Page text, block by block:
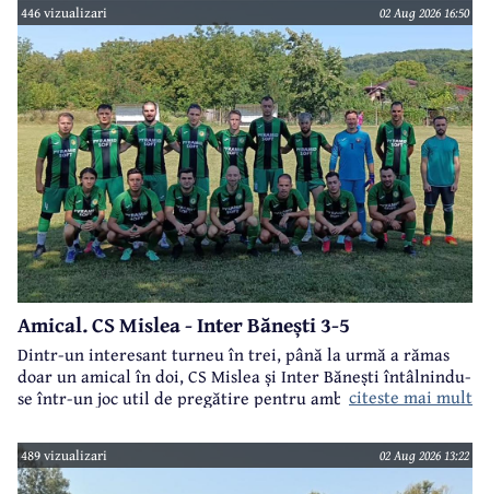
446 vizualizari 02 Aug 2026 16:50
Amical. CS Mislea - Inter Bănești 3-5
Dintr-un interesant turneu în trei, până la urmă a rămas
doar un amical în doi, CS Mislea și Inter Bănești întâlnindu-
se într-un joc util de pregătire pentru ambele formații.
citeste mai mult
489 vizualizari 02 Aug 2026 13:22